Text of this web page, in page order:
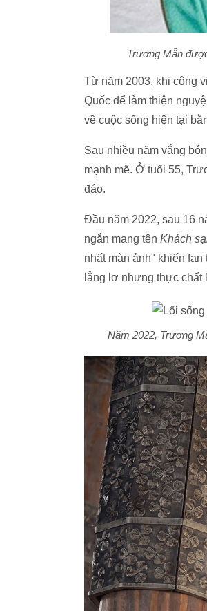
Trương Mẫn
Từ năm 2003, khi công
Quốc để làm thiện
về cuộc sống hiện tại
Sau nhiều năm vắng
mạnh mẽ. Ở tuổi 55,
đáo.
Đầu năm 2022, sau 16
ngắn mang tên Khách
nhất màn ảnh" khiến
lẳng lơ nhưng thực chất
Năm 2022, Trương